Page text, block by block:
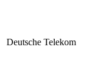
Deutsche Telekom